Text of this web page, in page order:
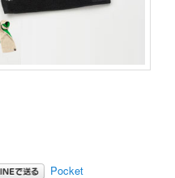
Pocket